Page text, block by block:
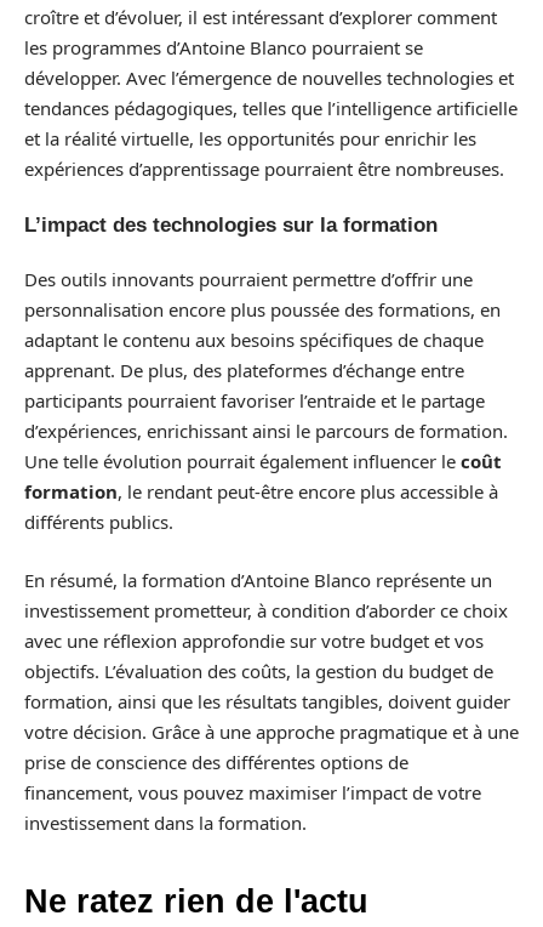
croître et d’évoluer, il est intéressant d’explorer comment
les programmes d’Antoine Blanco pourraient se
développer. Avec l’émergence de nouvelles technologies et
tendances pédagogiques, telles que l’intelligence artificielle
et la réalité virtuelle, les opportunités pour enrichir les
expériences d’apprentissage pourraient être nombreuses.
L’impact des technologies sur la formation
Des outils innovants pourraient permettre d’offrir une
personnalisation encore plus poussée des formations, en
adaptant le contenu aux besoins spécifiques de chaque
apprenant. De plus, des plateformes d’échange entre
participants pourraient favoriser l’entraide et le partage
d’expériences, enrichissant ainsi le parcours de formation.
Une telle évolution pourrait également influencer le coût
formation, le rendant peut-être encore plus accessible à
différents publics.
En résumé, la formation d’Antoine Blanco représente un
investissement prometteur, à condition d’aborder ce choix
avec une réflexion approfondie sur votre budget et vos
objectifs. L’évaluation des coûts, la gestion du budget de
formation, ainsi que les résultats tangibles, doivent guider
votre décision. Grâce à une approche pragmatique et à une
prise de conscience des différentes options de
financement, vous pouvez maximiser l’impact de votre
investissement dans la formation.
Ne ratez rien de l'actu